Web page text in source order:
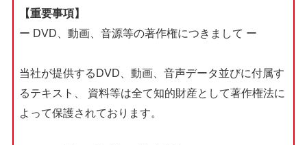
【重要事項】
ー DVD、動画、音源等の著作権につきまして ー
当社が提供するDVD、動画、音声データ並びに付属す
るテキスト、
資料等は全て知的財産として著作権法に
よって保護されております。